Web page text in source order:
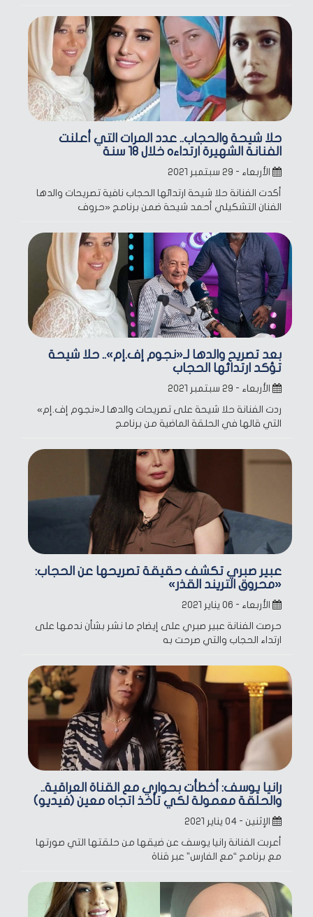
حلا شيحة والحجاب.. عدد المرات التي أعلنت
الفنانة الشهيرة ارتداءه خلال 18 سنة
الأربعاء - ٢٩ سبتمبر ٢٠٢١
أكدت الفنانة حلا شيحة ارتدائها الحجاب نافية تصريحات والدها
الفنان التشكيلي أحمد شيحة ضمن برنامج «حروف
بعد تصريح والدها لـ«نجوم إف.إم».. حلا شيحة
تؤكد ارتدائها الحجاب
الأربعاء - ٢٩ سبتمبر ٢٠٢١
ردت الفنانة حلا شيحة على تصريحات والدها لـ«نجوم إف.إم»
التي قالها في الحلقة الماضية من برنامج
عبير صبري تكشف حقيقة تصريحها عن الحجاب:
«محروق التريند القذر»
الأربعاء - ٠٦ يناير ٢٠٢١
حرصت الفنانة عبير صبري على إيضاح ما نشر بشأن ندمها على
ارتداء الحجاب والتي صرحت به
رانيا يوسف: أخطأت بحواري مع القناة العراقية..
والحلقة معمولة لكي تأخذ اتجاه معين (فيديو)
الإثنين - ٠٤ يناير ٢٠٢١
أعربت الفنانة رانيا يوسف عن ضيقها من حلقتها التي صورتها
مع برنامج “مع الفارس” عبر قناة